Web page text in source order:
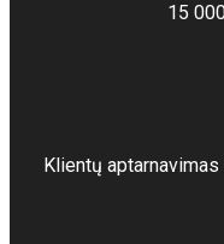
15
Klientų